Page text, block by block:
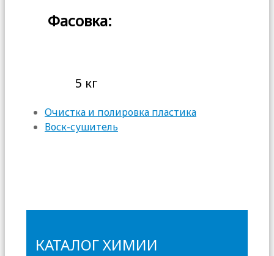
Фасовка:
5 кг
Очистка и полировка пластика
Воск-сушитель
КАТАЛОГ ХИМИИ